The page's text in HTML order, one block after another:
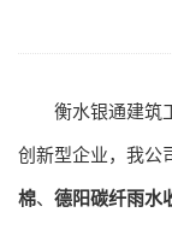
衡水银通建筑
创新型企业，我公
棉、 德阳碳纤雨水